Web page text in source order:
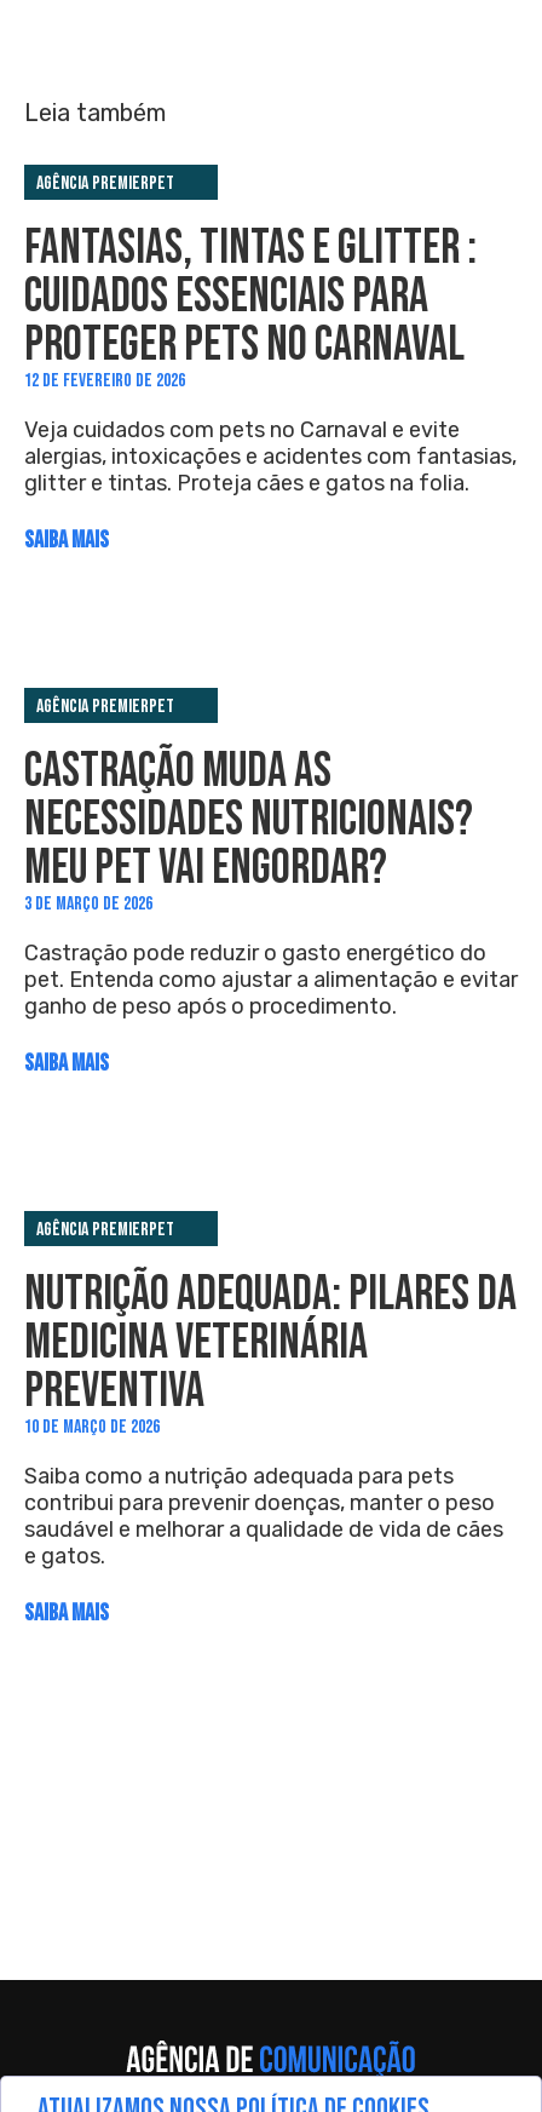
Leia também
Agência PremieRpet
FANTASIAS, TINTAS E GLITTER :
CUIDADOS ESSENCIAIS PARA
PROTEGER PETS NO CARNAVAL
12 DE FEVEREIRO DE 2026
Veja cuidados com pets no Carnaval e evite
alergias, intoxicações e acidentes com fantasias,
glitter e tintas. Proteja cães e gatos na folia.
SAIBA MAIS
Agência PremieRpet
CASTRAÇÃO MUDA AS
NECESSIDADES NUTRICIONAIS?
MEU PET VAI ENGORDAR?
3 DE MARÇO DE 2026
Castração pode reduzir o gasto energético do
pet. Entenda como ajustar a alimentação e evitar
ganho de peso após o procedimento.
SAIBA MAIS
Agência PremieRpet
NUTRIÇÃO ADEQUADA: PILARES DA
MEDICINA VETERINÁRIA
PREVENTIVA
10 DE MARÇO DE 2026
Saiba como a nutrição adequada para pets
contribui para prevenir doenças, manter o peso
saudável e melhorar a qualidade de vida de cães
e gatos.
SAIBA MAIS